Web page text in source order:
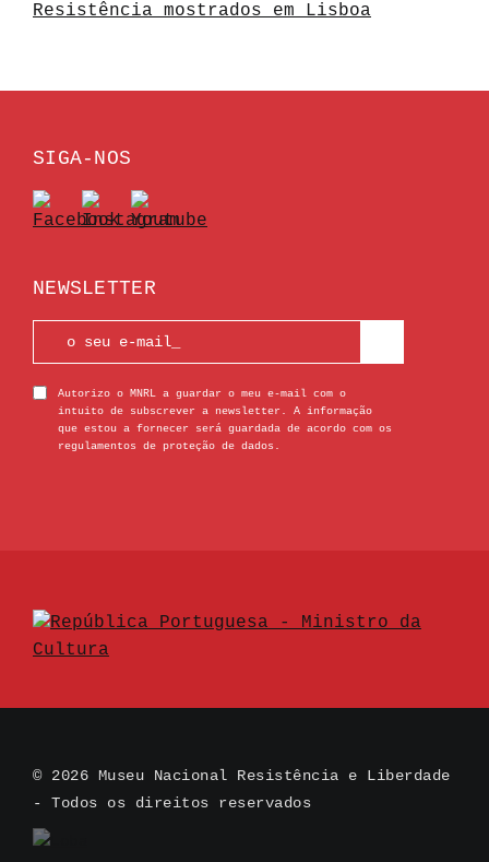
Resistência mostrados em Lisboa
SIGA-NOS
NEWSLETTER
Autorizo o MNRL a guardar o meu e-mail com o
intuito de subscrever a newsletter. A informação
que estou a fornecer será guardada de acordo com os
regulamentos de proteção de dados.
© 2026 Museu Nacional Resistência e Liberdade
- Todos os direitos reservados